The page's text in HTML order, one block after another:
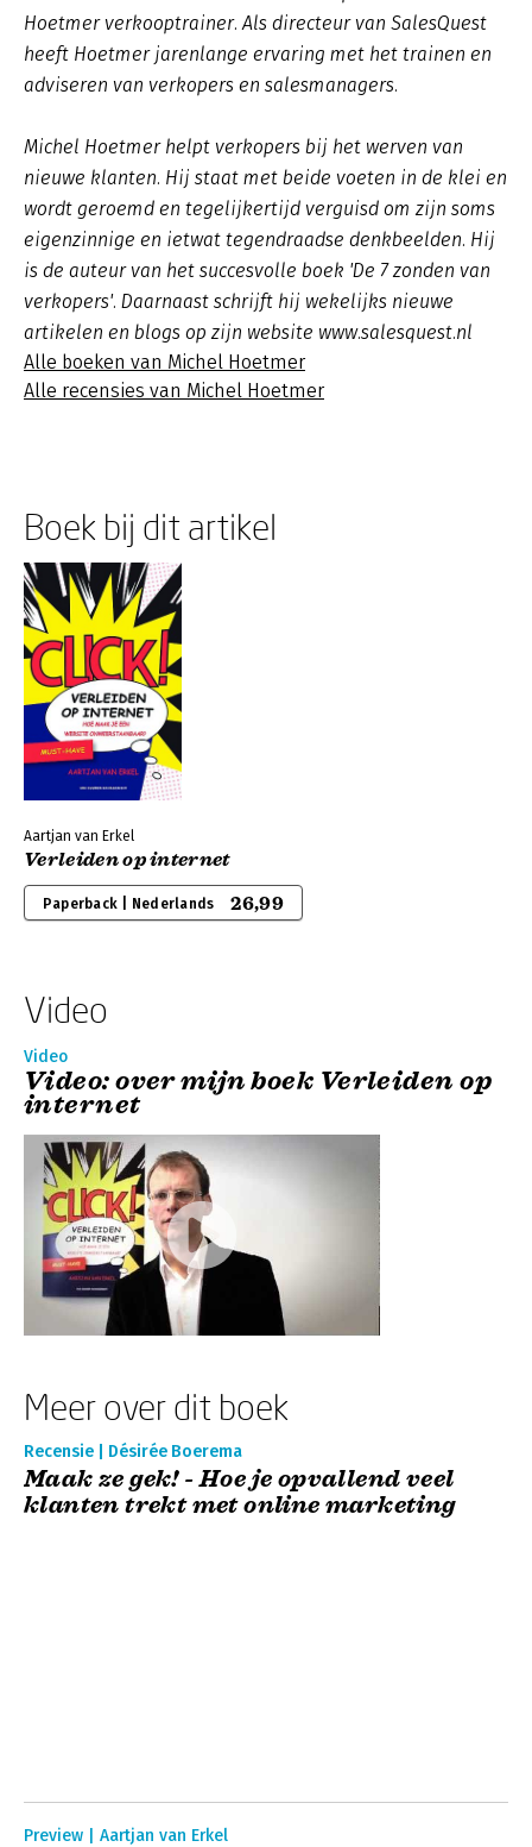
Hoetmer verkooptrainer. Als directeur van SalesQuest
heeft Hoetmer jarenlange ervaring met het trainen en
adviseren van verkopers en salesmanagers.
Michel Hoetmer helpt verkopers bij het werven van
nieuwe klanten. Hij staat met beide voeten in de klei en
wordt geroemd en tegelijkertijd verguisd om zijn soms
eigenzinnige en ietwat tegendraadse denkbeelden. Hij
is de auteur van het succesvolle boek 'De 7 zonden van
verkopers'. Daarnaast schrijft hij wekelijks nieuwe
artikelen en blogs op zijn website www.salesquest.nl
Alle boeken van Michel Hoetmer
Alle recensies van Michel Hoetmer
Boek bij dit artikel
Aartjan van Erkel
Verleiden op internet
Paperback | Nederlands 26,99
Video
Video
Video: over mijn boek Verleiden op
internet
Meer over dit boek
Recensie | Désirée Boerema
Maak ze gek! - Hoe je opvallend veel
klanten trekt met online marketing
Preview | Aartjan van Erkel